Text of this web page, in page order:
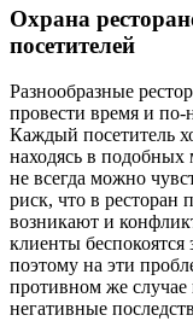
Охрана
посетителей
Разнообразные
провести время и по-
Каждый посетитель
находясь в подобных
не всегда можно
риск, что в ресторан
возникают и
клиенты
поэтому на эти
противном же
негативные